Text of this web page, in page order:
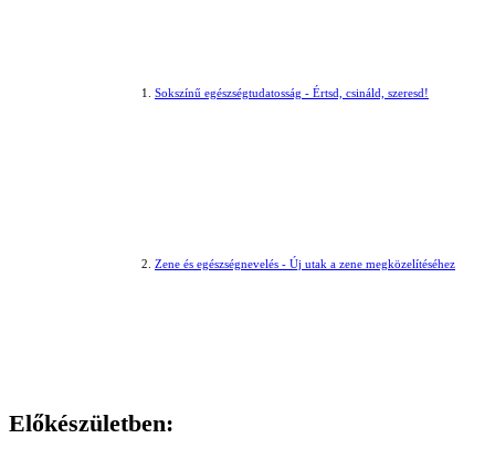
1. Sokszínű egészségtudatosság - Értsd, csináld, szeresd!
2. Zene és egészségnevelés - Új utak a zene megközelítéséhez
Előkészületben: